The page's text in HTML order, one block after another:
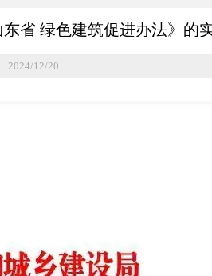
东省 绿色建筑促进办法》的
2024/12/20